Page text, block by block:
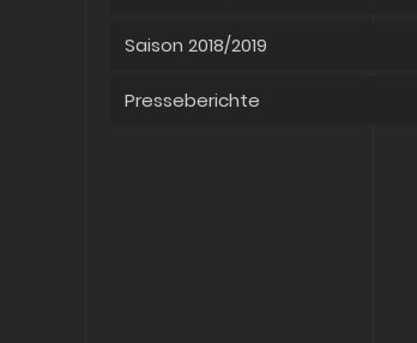
Saison 2018/2019
Presseberichte